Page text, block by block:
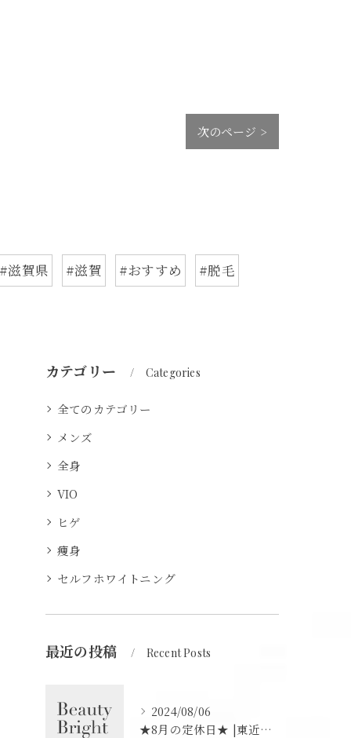
次のページ >
#滋賀県 #滋賀 #おすすめ
#脱毛
カテゴリー Categories
全てのカテゴリー
メンズ
全身
VIO
ヒゲ
痩身
セルフホワイトニング
最近の投稿 Recent Posts
2024/08/06
★8月の定休日★ |東近江市の痩身・脱毛サロンBeauty Bright